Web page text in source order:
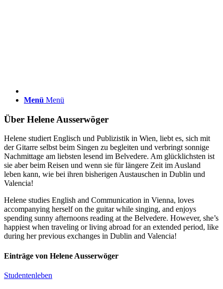
Menü Menü
Über Helene Ausserwöger
Helene studiert Englisch und Publizistik in Wien, liebt es, sich mit
der Gitarre selbst beim Singen zu begleiten und verbringt sonnige
Nachmittage am liebsten lesend im Belvedere. Am glücklichsten ist
sie aber beim Reisen und wenn sie für längere Zeit im Ausland
leben kann, wie bei ihren bisherigen Austauschen in Dublin und
Valencia!
Helene studies English and Communication in Vienna, loves
accompanying herself on the guitar while singing, and enjoys
spending sunny afternoons reading at the Belvedere. However, she’s
happiest when traveling or living abroad for an extended period, like
during her previous exchanges in Dublin and Valencia!
Einträge von Helene Ausserwöger
Studentenleben